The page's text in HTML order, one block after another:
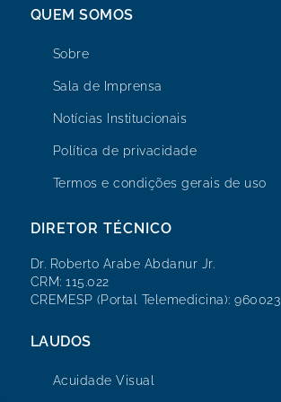
QUEM SOMOS
Sobre
Sala de Imprensa
Notícias Institucionais
Política de privacidade
Termos e condições gerais de uso
DIRETOR TÉCNICO
Dr. Roberto Arabe Abdanur Jr.
CRM: 115.022
CREMESP (Portal Telemedicina): 960023
LAUDOS
Acuidade Visual